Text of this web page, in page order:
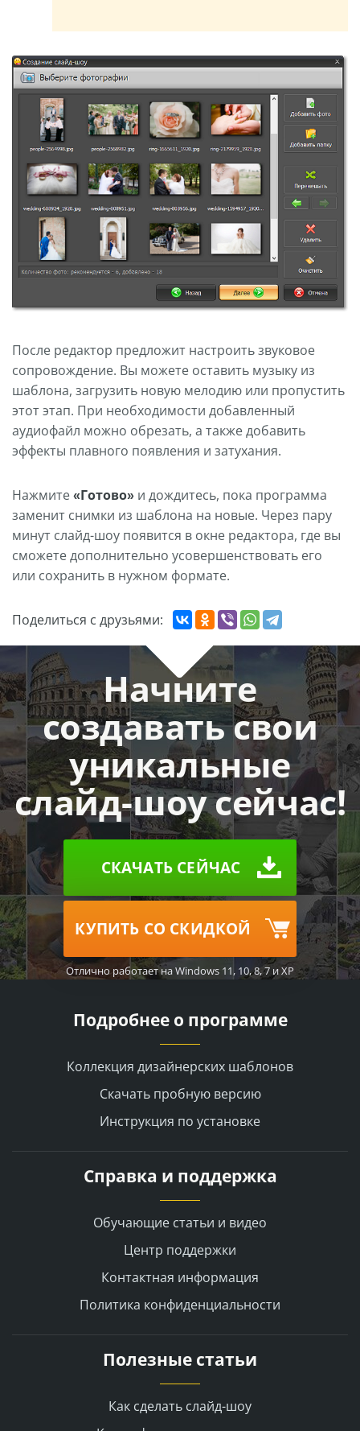
После редактор предложит настроить звуковое
сопровождение. Вы можете оставить музыку из
шаблона, загрузить новую мелодию или пропустить
этот этап. При необходимости добавленный
аудиофайл можно обрезать, а также добавить
эффекты плавного появления и затухания.
Нажмите«Готово» и дождитесь, пока программа
заменит снимки из шаблона на новые. Через пару
минут слайд-шоу появится в окне редактора, где вы
сможете дополнительно усовершенствовать его
или сохранить в нужном формате.
Поделиться с друзьями:
Начните
создавать свои
уникальные
слайд-шоу сейчас!
СКАЧАТЬ СЕЙЧАС
КУПИТЬ СО СКИДКОЙ
Отлично работает на Windows 11, 10, 8, 7 и XP
Подробнее о программе
Коллекция дизайнерских шаблонов
Скачать пробную версию
Инструкция по установке
Справка и поддержка
Обучающие статьи и видео
Центр поддержки
Контактная информация
Политика конфиденциальности
Полезные статьи
Как сделать слайд-шоу